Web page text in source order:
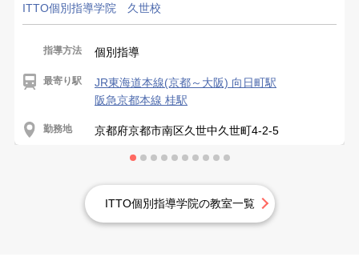
ITTO個別指導学院 久世校
指導方法 個別指導
最寄り駅
JR東海道本線(京都～大阪) 向日町駅
阪急京都本線 桂駅
勤務地 京都府京都市南区久世中久世町4-2-5
ITTO個別指導学院の教室一覧